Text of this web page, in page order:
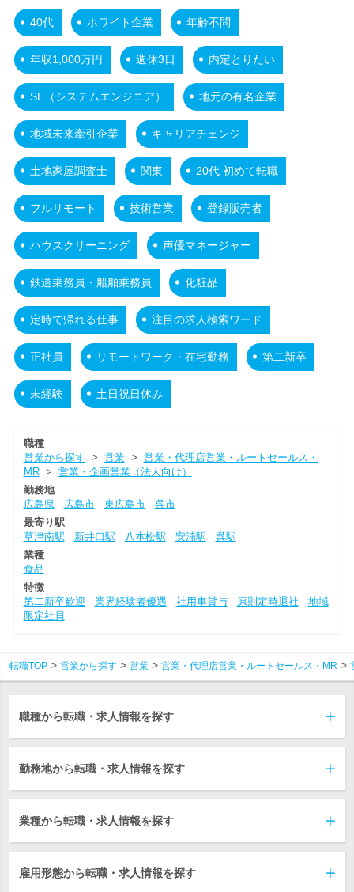
40代 ホワイト企業 年齢不問
年収1,000万円 週休3日 内定とりたい
SE（システムエンジニア） 地元の有名企業
地域未来牽引企業 キャリアチェンジ
土地家屋調査士 関東 20代 初めて転職
フルリモート 技術営業 登録販売者
ハウスクリーニング 声優マネージャー
鉄道乗務員・船舶乗務員 化粧品
定時で帰れる仕事 注目の求人検索ワード
正社員 リモートワーク・在宅勤務 第二新卒
未経験 土日祝日休み
職種
営業から探す > 営業> 営業・代理店営業・ルートセールス・
MR> 営業・企画営業（法人向け）
勤務地
広島県
広島市 東広島市
呉市
最寄り駅
草津南駅
新井口駅 八本松駅 安浦駅
呉駅
業種
食品
特徴
第二新卒歓迎
業界経験者優遇 社用車貸与 原則定時退社
地域
限定社員
転職TOP 営業から探す 営業 営業・代理店営業・ルートセールス・MR
職種から転職・求人情報を探す
勤務地から転職・求人情報を探す
業種から転職・求人情報を探す
雇用形態から転職・求人情報を探す